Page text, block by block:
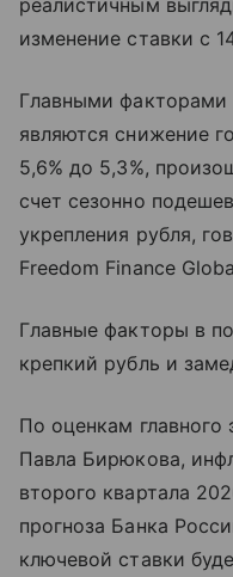
реалистичным
изменение ставки с
Главными факторами
являются снижение
5,6% до 5,3%,
счет сезонно
укрепления рубля,
Freedom Finance
Главные факторы в
крепкий рубль и
По оценкам главного
Павла Бирюкова,
второго квартала
прогноза Банка
ключевой ставки